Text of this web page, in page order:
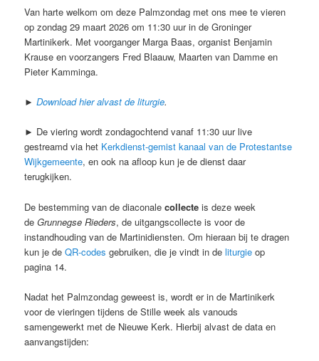
Van harte welkom om deze Palmzondag met ons mee te vieren
op zondag 29 maart 2026 om 11:30 uur in de Groninger
Martinikerk. Met voorganger Marga Baas, organist Benjamin
Krause en voorzangers Fred Blaauw, Maarten van Damme en
Pieter Kamminga.
►Download hier alvast de liturgie.
► De viering wordt zondagochtend vanaf 11:30 uur live
gestreamd via het Kerkdienst-gemist kanaal van de Protestantse
Wijkgemeente, en ook na afloop kun je de dienst daar
terugkijken.
De bestemming van de diaconalecollecte is deze week
deGrunnegse Rieders, de uitgangscollecte is voor de
instandhouding van de Martinidiensten. Om hieraan bij te dragen
kun je deQR-codes gebruiken, die je vindt in deliturgie op
pagina 14.
Nadat het Palmzondag geweest is, wordt er in de Martinikerk
voor de vieringen tijdens de Stille week als vanouds
samengewerkt met de Nieuwe Kerk. Hierbij alvast de data en
aanvangstijden: